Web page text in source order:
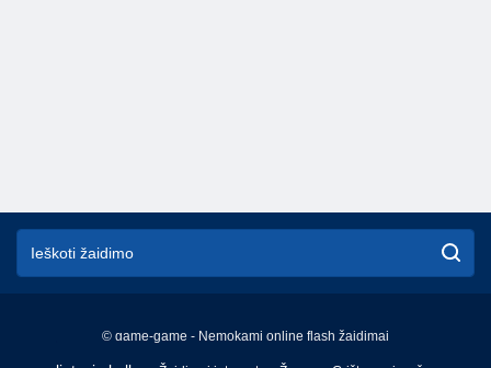
© game-game - Nemokami online flash žaidimai
English